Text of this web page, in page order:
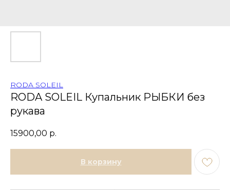
RODA SOLEIL Купальник РЫБКИ без
рукава
RODA SOLEIL
15900,00 р.
В корзину